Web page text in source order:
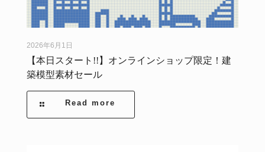
2026年6月1日
【本日スタート!!】オンラインショップ限定！建
築模型素材セール
Read more